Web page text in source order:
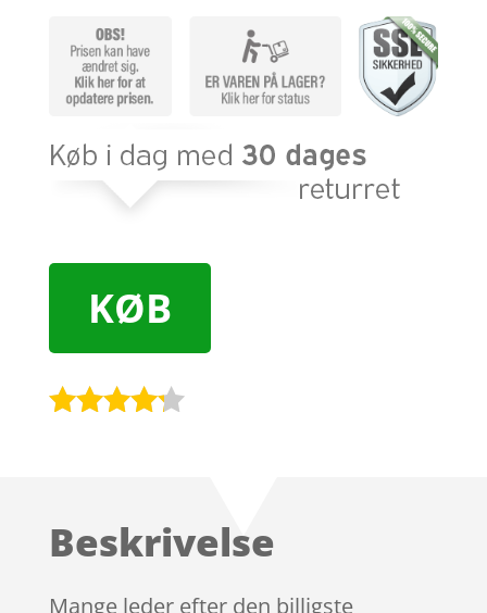
KØB
på
mmelser
Beskrivelse
Mange leder efter den billigste